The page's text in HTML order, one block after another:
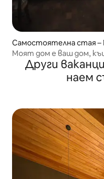
Самостоятелна стая –
Моят дом е ваш дом,
Други
наем